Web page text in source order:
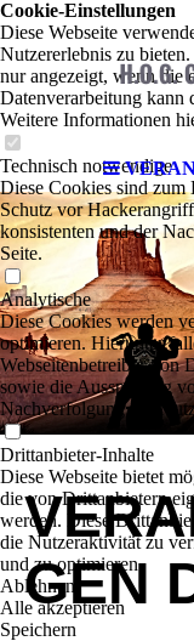
GEN
Cookie-Einstellungen
Diese Webseite
Nutzererlebnis zu
nur angezeigt, wenn die
Datenverarbeitung kann
Weitere Informationen
Technisch notwendige
Diese Cookies sind zum
Schutz vor
konsistenten und der
Seite.
Analytische
Diese Cookies werden
optimieren. Hierunter
Webseitenbetreiber von
sowie die Ausspielung
Nachverfolgung der
Drittanbieter-Inhalte
Diese Webseite bietet
die von Drittanbietern
werden. Diese
die Nutzeraktivität zu
und zu optimieren.
Ablehnen
Alle akzeptieren
Speichern